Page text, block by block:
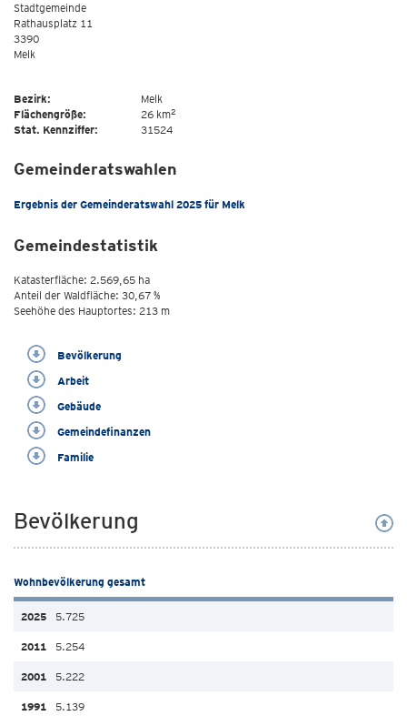
Stadtgemeinde
Rathausplatz 11
3390
Melk
Bezirk:
Melk
Flächengröße:
26 km2
Stat. Kennziffer: 31524
Gemeinderatswahlen
Ergebnis der Gemeinderatswahl 2025 für Melk
Gemeindestatistik
Katasterfläche: 2.569,65 ha
Anteil der Waldfläche: 30,67 %
Seehöhe des Hauptortes: 213 m
Bevölkerung
Arbeit
Gebäude
Gemeindefinanzen
Familie
Bevölkerung
Wohnbevölkerung gesamt
5.725
5.254
5.222
5.139